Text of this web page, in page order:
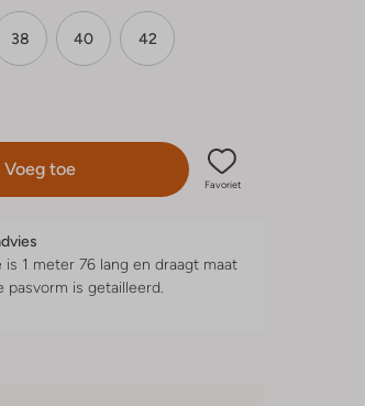
38 40 42
Voeg toe
Favoriet
is 1 meter 76 lang en draagt maat
pasvorm isgetailleerd.